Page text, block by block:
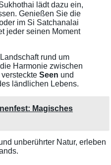
lädt dazu ein,
Genießen Sie die
im Si Satchanalai
jeder seinen Moment
rund um
Harmonie zwischen
Seen und
ländlichen Lebens.
Magisches
unberührter Natur, erleben